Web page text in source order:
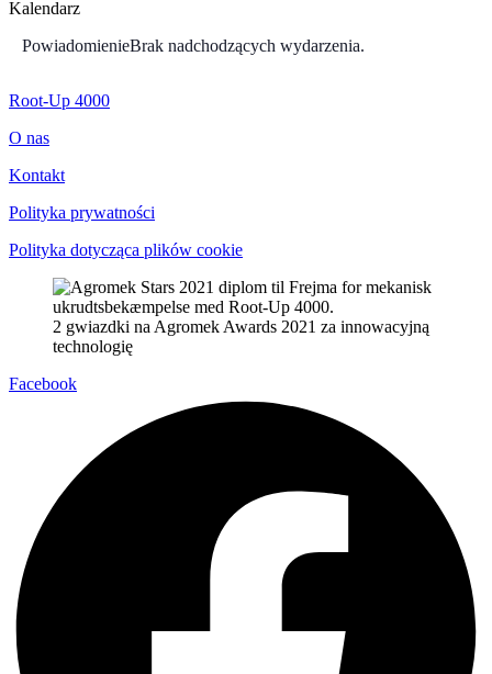
Kalendarz
PowiadomienieBrak nadchodzących wydarzenia.
Root-Up 4000
O nas
Kontakt
Polityka prywatności
Polityka dotycząca plików cookie
2 gwiazdki na Agromek Awards 2021 za innowacyjną
technologię
Facebook